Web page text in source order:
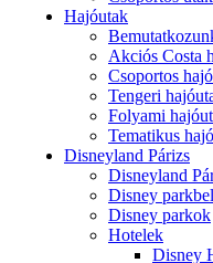
Hajóutak
Akciós Costa
Csoportos
Tengeri
Folyami
Tematikus
Disneyland Párizs
Disneyland
Disney
Disney parkok
Hotelek
Disney